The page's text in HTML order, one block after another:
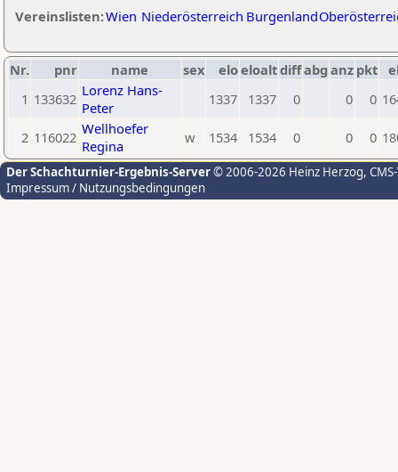
Vereinslisten:Wien Niederösterreich Burgenland
Nr. pnr name sex eloeloaltdiffabg anz pkt
1 133632 Lorenz Hans-
Peter
1337 1337 0 0 0
2 116022 Wellhoefer
Regina
w 1534 1534 0 0 0
Der Schachturnier-Ergebnis-Server© 2006-2026 Heinz Herzog,
Impressum / Nutzungsbedingungen